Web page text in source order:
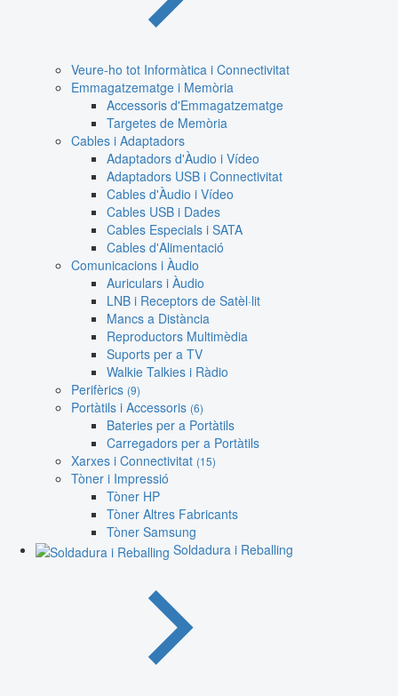
Veure-ho tot Informàtica i Connectivitat
Emmagatzematge i Memòria
Accessoris d'Emmagatzematge
Targetes de Memòria
Cables i Adaptadors
Adaptadors d'Àudio i Vídeo
Adaptadors USB i Connectivitat
Cables d'Àudio i Vídeo
Cables USB i Dades
Cables Especials i SATA
Cables d'Alimentació
Comunicacions i Àudio
Auriculars i Àudio
LNB i Receptors de Satèl·lit
Mancs a Distància
Reproductors Multimèdia
Suports per a TV
Walkie Talkies i Ràdio
Perifèrics (9)
Portàtils i Accessoris (6)
Bateries per a Portàtils
Carregadors per a Portàtils
Xarxes i Connectivitat (15)
Tòner i Impressió
Tòner HP
Tòner Altres Fabricants
Tòner Samsung
Soldadura i Reballing